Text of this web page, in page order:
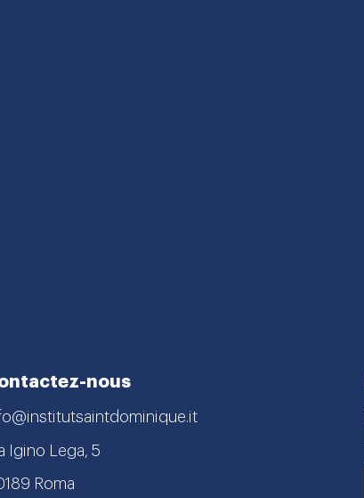
nous
Igino Lega, 5
Roma